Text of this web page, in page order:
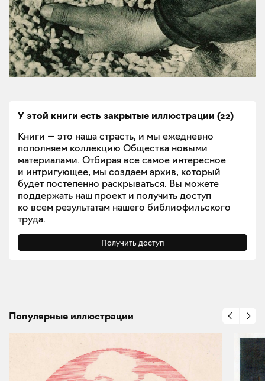
У этой книги есть закрытые иллюстрации (22)
Книги — это наша страсть, и мы ежедневно
пополняем коллекцию Общества новыми
материалами. Отбирая все самое интересное
и интригующее, мы создаем архив, который
будет постепенно раскрываться. Вы можете
поддержать наш проект и получить доступ
ко всем результатам нашего библиофильского
труда.
Получить доступ
Популярные иллюстрации